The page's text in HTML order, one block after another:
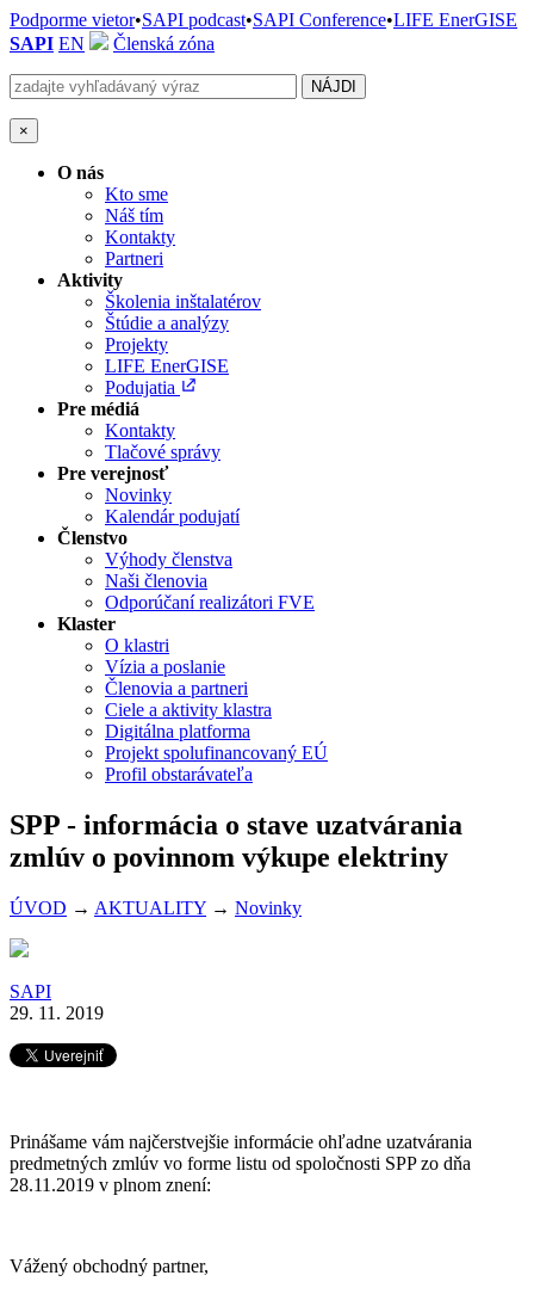
Podporme vietor•SAPI podcast•SAPI Conference•LIFE EnerGISE
SAPI EN Členská zóna
×
O nás
Kto sme
Náš tím
Kontakty
Partneri
Aktivity
Školenia inštalatérov
Štúdie a analýzy
Projekty
LIFE EnerGISE
Podujatia
Pre médiá
Kontakty
Tlačové správy
Pre verejnosť
Novinky
Kalendár podujatí
Členstvo
Výhody členstva
Naši členovia
Odporúčaní realizátori FVE
Klaster
O klastri
Vízia a poslanie
Členovia a partneri
Ciele a aktivity klastra
Digitálna platforma
Projekt spolufinancovaný EÚ
Profil obstarávateľa
SPP - informácia o stave uzatvárania
zmlúv o povinnom výkupe elektriny
ÚVOD → AKTUALITY → Novinky
SAPI
29. 11. 2019
Prinášame vám najčerstvejšie informácie ohľadne uzatvárania
predmetných zmlúv vo forme listu od spoločnosti SPP zo dňa
28.11.2019 v plnom znení:
Vážený obchodný partner,